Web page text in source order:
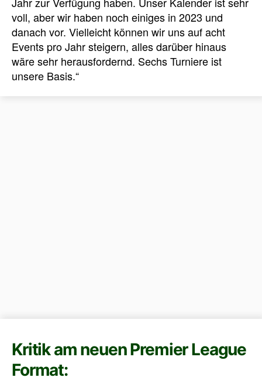
voll, aber wir haben noch einiges in 2023 und
danach vor. Vielleicht können wir uns auf acht
Events pro Jahr steigern, alles darüber hinaus
wäre sehr herausfordernd. Sechs Turniere ist
unsere Basis.“
Kritik am neuen Premier League
Format: